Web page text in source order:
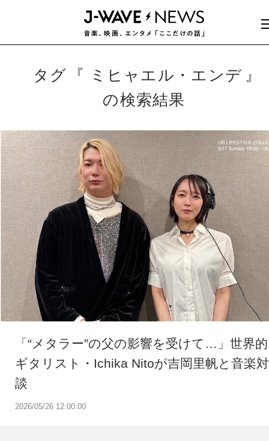
タグ
ミヒャエル・エンデ
の検索結果
2026/05/26 12:00:00
「“メタラー”の父の影響を受けて…」世界的
ギタリスト・Ichika Nitoが吉岡里帆と音楽対
談